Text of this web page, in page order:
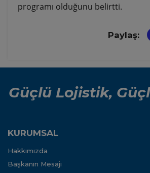
programı olduğunu belirtti.
Paylaş:
Güçlü Lojistik,
KURUMSAL
Hakkımızda
Başkanın Mesajı